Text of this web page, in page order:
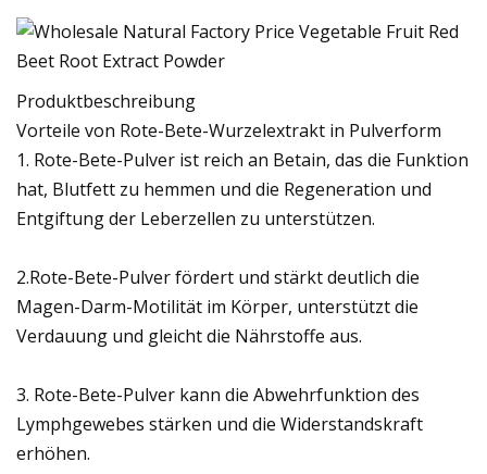
Produktbeschreibung
Vorteile von Rote-Bete-Wurzelextrakt in Pulverform
1. Rote-Bete-Pulver ist reich an Betain, das die Funktion
hat, Blutfett zu hemmen und die Regeneration und
Entgiftung der Leberzellen zu unterstützen.
2.Rote-Bete-Pulver fördert und stärkt deutlich die
Magen-Darm-Motilität im Körper, unterstützt die
Verdauung und gleicht die Nährstoffe aus.
3. Rote-Bete-Pulver kann die Abwehrfunktion des
Lymphgewebes stärken und die Widerstandskraft
erhöhen.